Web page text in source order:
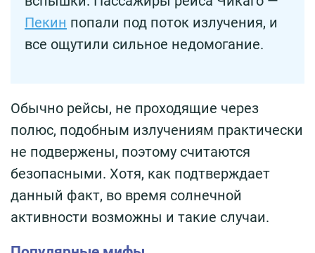
Пекин попали под поток излучения, и
все ощутили сильное недомогание.
Обычно рейсы, не проходящие через
полюс, подобным излучениям практически
не подвержены, поэтому считаются
безопасными. Хотя, как подтверждает
данный факт, во время солнечной
активности возможны и такие случаи.